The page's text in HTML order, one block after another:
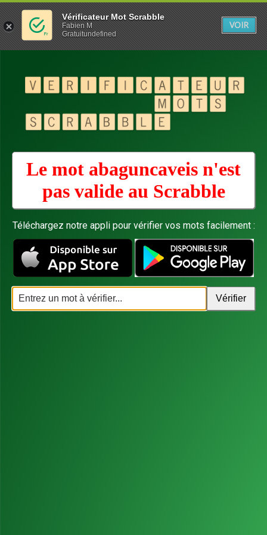
Le mot abaguncaveis n'est
pas valide au Scrabble
Téléchargez notre appli pour vérifier vos mots facilement :
Vérificateur Mot Scrabble
Fabien M
Gratuitundefined
VOIR